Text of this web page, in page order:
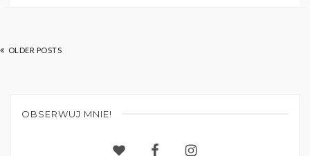
OLDER POSTS
OBSERWUJ MNIE!